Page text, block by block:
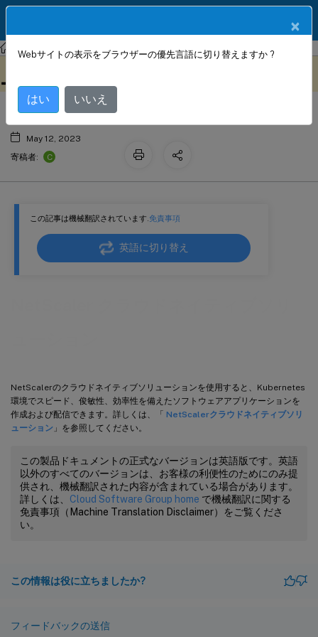
NetScaler
この記事は機械翻訳されています.免責事項
英語に切り替え
NetScalerのクラウドネイティブソリューションを使用すると、Kubernetes
環境でスピード、俊敏性、効率性を備えたソフトウェアアプリケーションを
作成および配信できます。詳しくは、「 NetScalerクラウドネイティブソリ
ューション 」を参照してください。
この製品ドキュメントの正式なバージョンは英語版です。英語
以外のすべてのバージョンは、お客様の利便性のためにのみ提
供され、機械翻訳された内容が含まれている場合があります。
詳しくは、 Cloud Software Group home で機械翻訳に関する
免責事項（Machine Translation Disclaimer）をご覧くださ
い。
この情報は役に立ちましたか?
フィードバックの送信
NetScaler クラウドネイティブソリュ
ーション
May 12, 2023
寄稿者:
C
×
Webサイトの表示をブラウザーの優先言語に切り替えますか ?
はい いいえ